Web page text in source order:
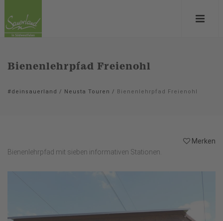
Bienenlehrpfad Freienohl
#deinsauerland / Neusta Touren / Bienenlehrpfad Freienohl
Merken
Bienenlehrpfad mit sieben informativen Stationen.